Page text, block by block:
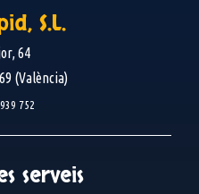
S.L.
64
(València)
752
serveis